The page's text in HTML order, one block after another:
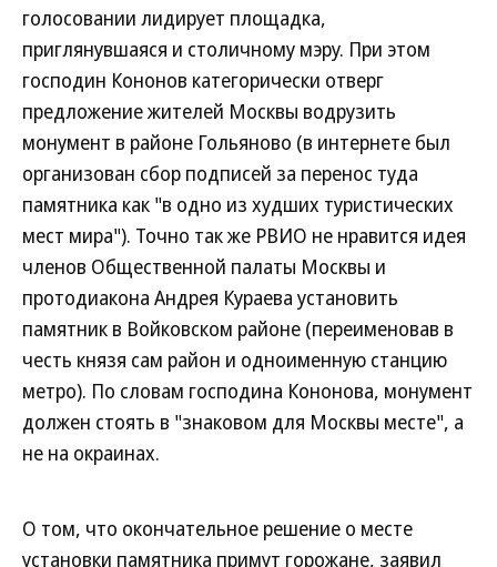
голосовании лидирует площадка,
приглянувшаяся и столичному мэру. При этом
господин Кононов категорически отверг
предложение жителей Москвы водрузить
монумент в районе Гольяново (в интернете был
организован сбор подписей за перенос туда
памятника как "в одно из худших туристических
мест мира"). Точно так же РВИО не нравится идея
членов Общественной палаты Москвы и
протодиакона Андрея Кураева установить
памятник в Войковском районе (переименовав в
честь князя сам район и одноименную станцию
метро). По словам господина Кононова, монумент
должен стоять в "знаковом для Москвы месте", а
не на окраинах.
О том, что окончательное решение о месте
установки памятника примут горожане, заявил